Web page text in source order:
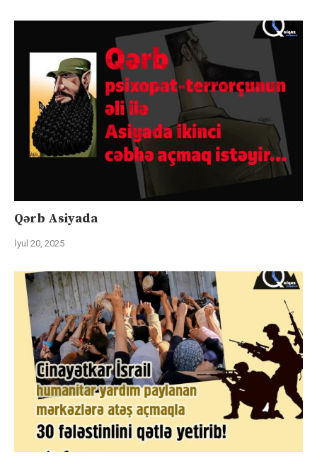
Qərb Asiyada
İyul 20, 2025